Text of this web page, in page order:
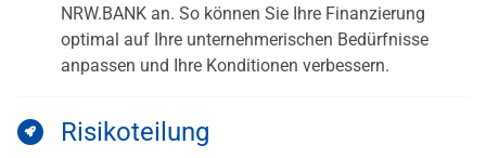
NRW.BANK an. So können Sie Ihre Finanzierung
optimal auf Ihre unternehmerischen Bedürfnisse
anpassen und Ihre Konditionen verbessern.
Risikoteilung